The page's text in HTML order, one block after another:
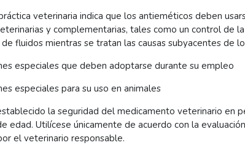
veterinaria indica que los antieméticos deben
y complementarias, tales como un control de
fluidos mientras se tratan las causas subyacentes de
especiales que deben adoptarse durante su empleo
especiales para su uso en animales
la seguridad del medicamento veterinario en
edad. Utilícese únicamente de acuerdo con la
el veterinario responsable.